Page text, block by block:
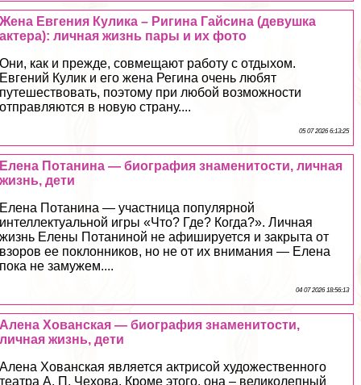
Жена Евгения Кулика – Ригина Гайсина (дeвyшка
актера): личная жизнь пары и их фото
Они, как и прежде, совмещают работу с отдыхом.
Евгений Кулик и его жена Регина очень любят
путешествовать, поэтому при любой возможности
отправляются в новую страну....
05 07 2026 6:13:25
Елена Потанина — биография знаменитости, личная
жизнь, дети
Елена Потанина — участница популярной
интеллектуальной игры «Что? Где? Когда?». Личная
жизнь Елены Потаниной не афишируется и закрыта от
взоров ее поклонников, но не от их внимания — Елена
пока не замужем....
04 07 2026 18:56:13
Алена Хованская — биография знаменитости,
личная жизнь, дети
Алена Хованская является актрисой художественного
театра А. П. Чехова. Кроме этого, она – великолепный